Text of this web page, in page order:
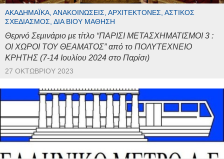
ΑΚΑΔΗΜΑΪΚΆ, ΑΝΑΚΟΙΝΏΣΕΙΣ, ΑΡΧΙΤΈΚΤΟΝΕΣ, ΑΣΤΙΚΌΣ
ΣΧΕΔΙΑΣΜΌΣ, ΔΙΆ ΒΊΟΥ ΜΆΘΗΣΗ
Θερινό Σεμινάριο με τίτλο “ΠΑΡΙΣΙ ΜΕΤΑΣΧΗΜΑΤΙΣΜΟΙ 3 :
ΟΙ ΧΩΡΟΙ ΤΟΥ ΘΕΑΜΑΤΟΣ” από το ΠΟΛΥΤΕΧΝΕΙΟ
ΚΡΗΤΗΣ (7-14 Ιουλίου 2024 στο Παρίσι)
27 ΟΚΤΩΒΡΊΟΥ 2023